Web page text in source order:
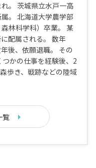
。 茨城県立水戸一高
。 北海道大学農学部
林科学科）卒業。 某
配属される。 数年
後、依願退職。 その
かの仕事を経験後、2
歩き、戦跡などの陸域
覧